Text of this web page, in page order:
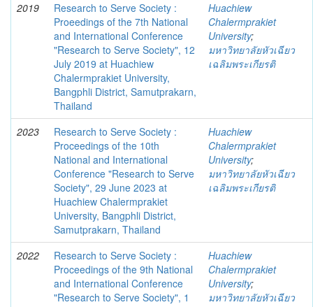
2019
Research to Serve Society :
Proeedings of the 7th National
and International Conference
"Research to Serve Society", 12
July 2019 at Huachiew
Chalermprakiet University,
Bangphli District, Samutprakarn,
Thailand
Huachiew
Chalermprakiet
University;
มหาวิทยาลัยหัวเฉียว
เฉลิมพระเกียรติ
2023
Research to Serve Society :
Proceedings of the 10th
National and International
Conference "Research to Serve
Society", 29 June 2023 at
Huachiew Chalermprakiet
University, Bangphli District,
Samutprakarn, Thailand
Huachiew
Chalermprakiet
University;
มหาวิทยาลัยหัวเฉียว
เฉลิมพระเกียรติ
2022
Research to Serve Society :
Proceedings of the 9th National
and International Conference
"Research to Serve Society", 1
Huachiew
Chalermprakiet
University;
มหาวิทยาลัยหัวเฉียว